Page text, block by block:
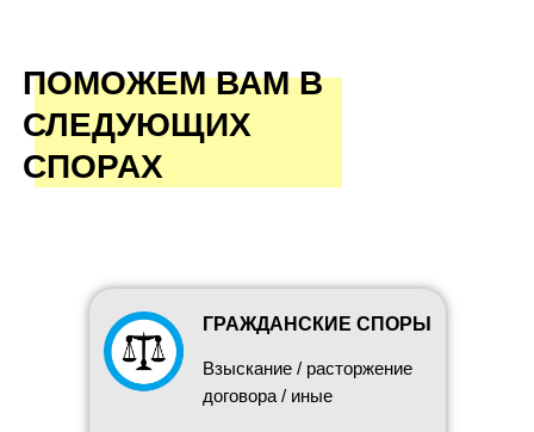
ГРАЖДАНСКИЕ СПОРЫ
Взыскание / расторжение
договора / иные
ПОМОЖЕМ ВАМ В
СЛЕДУЮЩИХ
СПОРАХ